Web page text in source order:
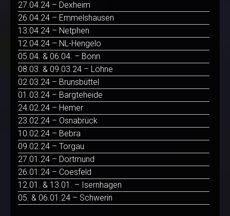
27.04.24 – Dexheim
26.04.24 – Emmelshausen
13.04.24 – Netphen
12.04.24 – NL-Hengelo
05.04. & 06.04. – Bonn
08.03. & 09.03.24 – Löhne
02.03.24 – Brunsbüttel
01.03.24 – Bargteheide
24.02.24 – Hemer
23.02.24 – Osnabrück
10.02.24 – Bebra
09.02.24 – Torgau
27.01.24 – Dortmund
26.01.24 – Coesfeld
12.01. & 13.01. – Isernhagen
05. & 06.01.24 – Schwerin